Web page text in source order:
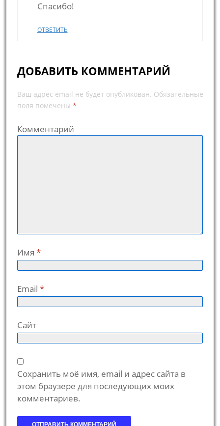
Спасибо!
ОТВЕТИТЬ
ДОБАВИТЬ КОММЕНТАРИЙ
Ваш адрес email не будет опубликован. Обязательные
поля помечены *
Комментарий
Имя *
Email *
Сайт
Сохранить моё имя, email и адрес сайта в
этом браузере для последующих моих
комментариев.